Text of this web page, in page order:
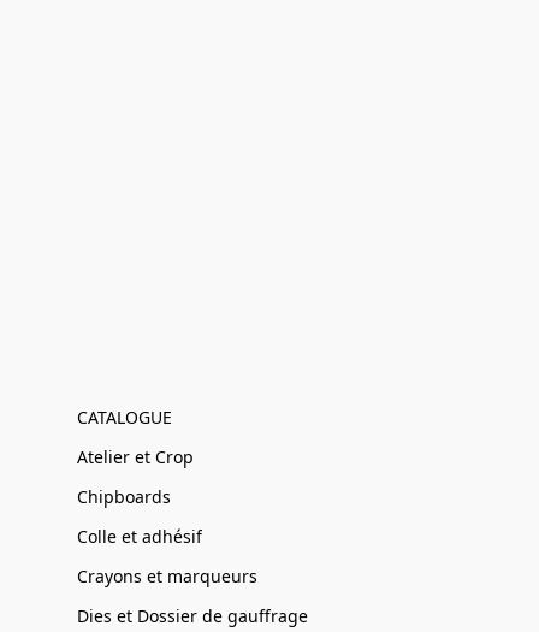
CATALOGUE
Atelier et Crop
Chipboards
Colle et adhésif
Crayons et marqueurs
Dies et Dossier de gauffrage